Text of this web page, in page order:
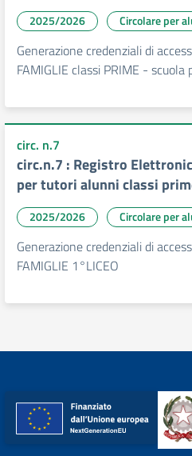
2025/2026 Circolare per
Generazione credenziali di
FAMIGLIE classi PRIME -
circ. n.7
circ.n.7 : Registro
per tutori alunni classi
2025/2026 Circolare per
Generazione credenziali di
FAMIGLIE 1°LICEO